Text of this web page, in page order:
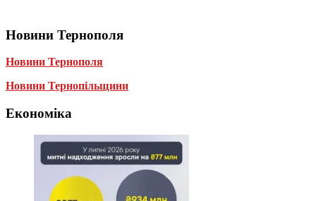
Новини Тернополя
Новини Тернополя
Новини Тернопільщини
Економіка